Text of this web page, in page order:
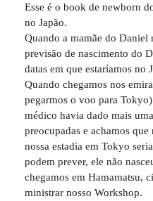
Esse é o book de newborn
no Japão.
Quando a mamãe do Daniel
previsão de nascimento do
datas em que estaríamos no
Quando chegamos nos
pegarmos o voo para
médico havia dado mais
preocupadas e achamos
nossa estadia em Tokyo
podem prever, ele não
chegamos em Hamamatsu,
ministrar nosso Workshop.